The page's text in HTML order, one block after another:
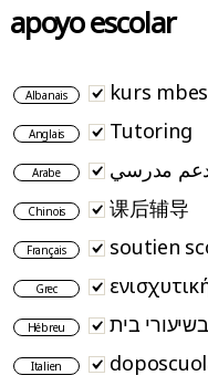
apoyo escolar
Albanais kurs
Anglais Tutoring
Arabe مدرسي
Chinois 课后辅导
Français soutien
Grec
Hébreu בית
Italien